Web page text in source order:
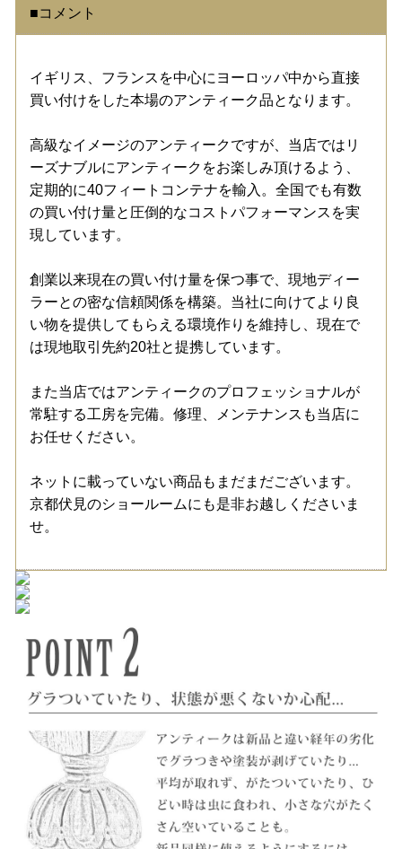
■コメント
イギリス、フランスを中心にヨーロッパ中から直接
買い付けをした本場のアンティーク品となります。
高級なイメージのアンティークですが、当店ではリ
ーズナブルにアンティークをお楽しみ頂けるよう、
定期的に40フィートコンテナを輸入。全国でも有数
の買い付け量と圧倒的なコストパフォーマンスを実
現しています。
創業以来現在の買い付け量を保つ事で、現地ディー
ラーとの密な信頼関係を構築。当社に向けてより良
い物を提供してもらえる環境作りを維持し、現在で
は現地取引先約20社と提携しています。
また当店ではアンティークのプロフェッショナルが
常駐する工房を完備。修理、メンテナンスも当店に
お任せください。
ネットに載っていない商品もまだまだございます。
京都伏見のショールームにも是非お越しくださいま
せ。